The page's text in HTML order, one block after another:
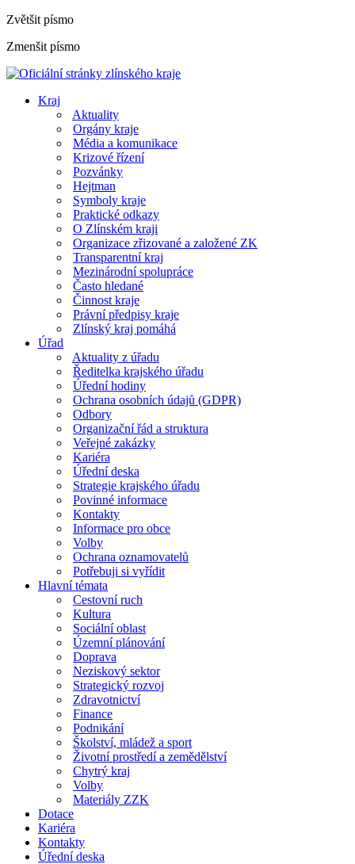
Zvětšit písmo
Zmenšit písmo
Kraj
Aktuality
Orgány kraje
Média a komunikace
Krizové řízení
Pozvánky
Hejtman
Symboly kraje
Praktické odkazy
O Zlínském kraji
Organizace zřizované a založené ZK
Transparentní kraj
Mezinárodní spolupráce
Často hledané
Činnost kraje
Právní předpisy kraje
Zlínský kraj pomáhá
Úřad
Aktuality z úřadu
Ředitelka krajského úřadu
Úřední hodiny
Ochrana osobních údajů (GDPR)
Odbory
Organizační řád a struktura
Veřejné zakázky
Kariéra
Úřední deska
Strategie krajského úřadu
Povinné informace
Kontakty
Informace pro obce
Volby
Ochrana oznamovatelů
Potřebuji si vyřídit
Hlavní témata
Cestovní ruch
Kultura
Sociální oblast
Územní plánování
Doprava
Neziskový sektor
Strategický rozvoj
Zdravotnictví
Finance
Podnikání
Školství, mládež a sport
Životní prostředí a zemědělství
Chytrý kraj
Volby
Materiály ZZK
Dotace
Kariéra
Kontakty
Úřední deska